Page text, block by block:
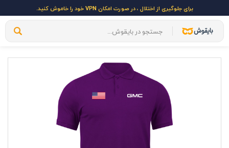
برای جلوگیری از اختلال ، در صورت امکان VPN خود را خاموش کنید.